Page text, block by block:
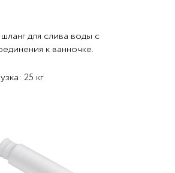
для слива воды с
к ванночке.
25 кг